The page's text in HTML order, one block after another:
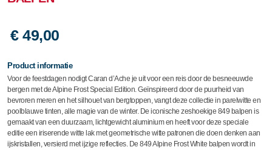
€ 49,00
Product informatie
Voor de feestdagen nodigt Caran d’Ache je uit voor een reis door de besneeuwde
bergen met de Alpine Frost Special Edition. Geïnspireerd door de puurheid van
bevroren meren en het silhouet van bergtoppen, vangt deze collectie in parelwitte en
poolblauwe tinten, alle magie van de winter. De iconische zeshoekige 849 balpen is
gemaakt van een duurzaam, lichtgewicht aluminium en heeft voor deze speciale
editie een iriserende witte lak met geometrische witte patronen die doen denken aan
ijskristallen, versierd met ijzige reflecties. De 849 Alpine Frost White balpen wordt in